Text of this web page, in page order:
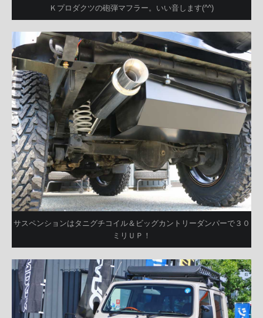
Ｋプロダクツの砲弾マフラー。いい音します(^^)
サスペンションはタニグチコイル＆ビッグカントリーダンパーで３０
ミリＵＰ！